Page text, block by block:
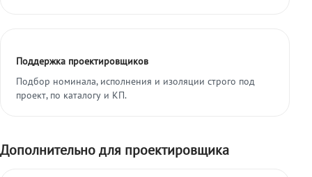
Поддержка проектировщиков
Подбор номинала, исполнения и изоляции строго под
проект, по каталогу и КП.
Дополнительно для проектировщика